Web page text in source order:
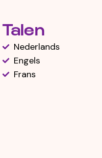
Talen
Nederlands
Engels
Frans